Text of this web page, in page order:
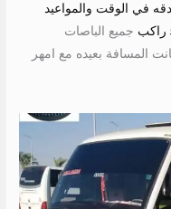
في الوقت والمواعيد
جميع الباصات
المسافة بعيده مع امهر